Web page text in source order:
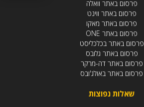
פרסום באתר וואלה
פרסום באתר ווינט
פרסום באתר מאקו
פרסום באתר ONE
פרסום באתר בכלכליסט
פרסום באתר גלובס
פרסום באתר דה-מרקר
פרסום באתר באולג'ובס
שאלות נפוצות